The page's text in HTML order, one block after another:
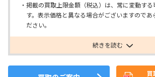
掲載の買取上限金額（税込）は、常に変動す
す。表示価格と異なる場合がございますのであ
ださい。
続きを読む
買